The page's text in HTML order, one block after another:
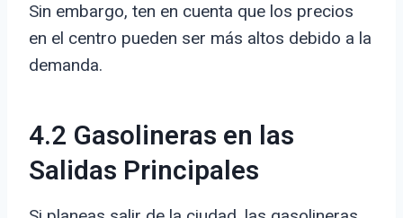
Sin embargo, ten en cuenta que los precios
en el centro pueden ser más altos debido a la
demanda.
4.2 Gasolineras en las
Salidas Principales